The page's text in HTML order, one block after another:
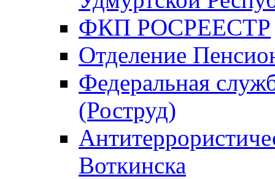
ФКП РОСРЕЕСТР
Отделение
Федеральная
(Роструд)
Воткинска